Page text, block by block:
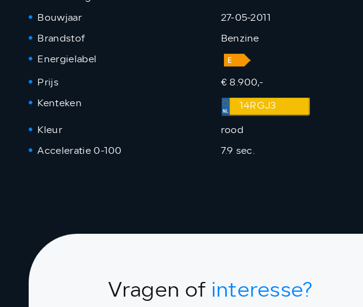
Bouwjaar
27-05-2011
Brandstof
Benzine
Energielabel
Prijs
€ 8.900,-
Kenteken
14RGJ3
Kleur
rood
Acceleratie 0-100
7.9 sec.
Vragen of interesse?